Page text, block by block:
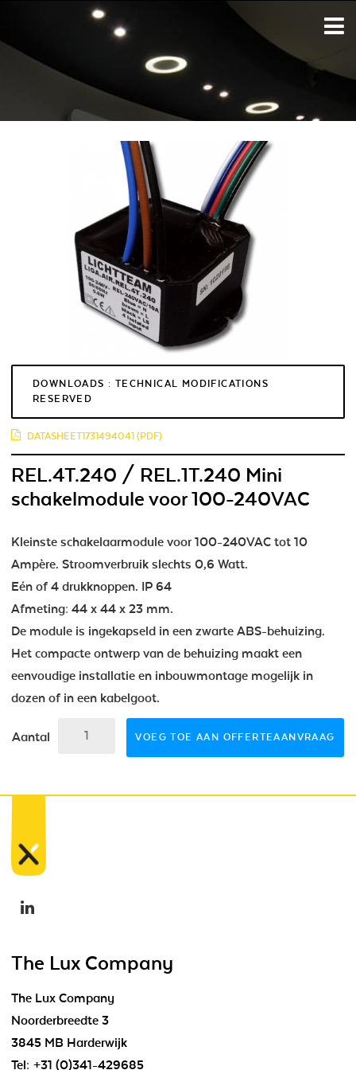
DOWNLOADS : TECHNICAL MODIFICATIONS
RESERVED
DATASHEET1731494041 (PDF)
REL.4T.240 / REL.1T.240 Mini
schakelmodule voor 100-240VAC
Kleinste schakelaarmodule voor 100-240VAC tot 10
Ampère. Stroomverbruik slechts 0,6 Watt.
Eén of 4 drukknoppen. IP 64
Afmeting: 44 x 44 x 23 mm.
De module is ingekapseld in een zwarte ABS-behuizing.
Het compacte ontwerp van de behuizing maakt een
eenvoudige installatie en inbouwmontage mogelijk in
dozen of in een kabelgoot.
Aantal VOEG TOE AAN OFFERTEAANVRAAG
The Lux Company
The Lux Company
Noorderbreedte 3
3845 MB Harderwijk
Tel: +31 (0)341-429685